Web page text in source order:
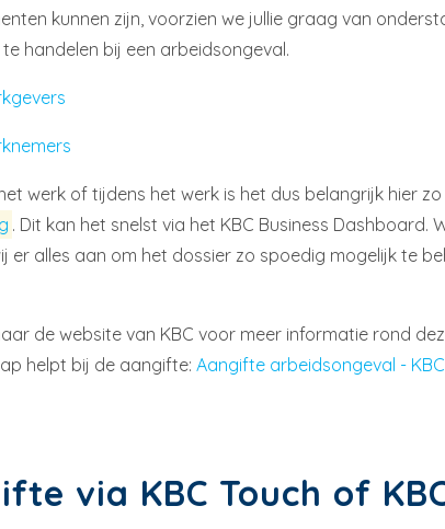
kunnen zijn, voorzien we jullie graag van
handelen bij een arbeidsongeval.
werk of tijdens het werk is het dus belangrijk hier
. Dit kan het snelst via het KBC Business
er alles aan om het dossier zo spoedig mogelijk te
de website van KBC voor meer informatie rond
helpt bij de aangifte: Aangifte arbeidsongeval -
via KBC Touch of